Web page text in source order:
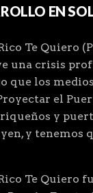
EN
Te Quiero
una crisis
que los
el
y
y tenemos
Te Quiero